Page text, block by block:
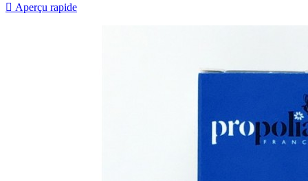
 Aperçu rapide